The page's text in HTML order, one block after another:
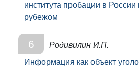
института пробации в России
рубежом
6
Родивилин И.П.
Информация как объект